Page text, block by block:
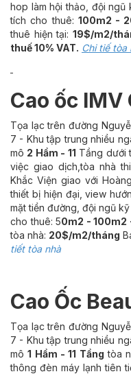
hop làm hội thảo, đội ngũ
tích cho thuê: 100m2 -
thuê hiện tại: 19$/m2/
thuế 10% VAT. Chi tiế tòa
Cao ốc IMV
Tọa lạc trên đường
7 - Khu tập trung nhiều
mô 2 Hầm - 11 Tầng dưới
việc giao dịch,tòa nhà
Khắc Viện giao với
thiết bị hiện đại, view
mặt tiền đường, đội ngũ
cho thuê: 50m2 - 100m2
tòa nhà: 20$/m2/tháng
tiết tòa nhà
Cao Ốc
Tọa lạc trên đường
7 - Khu tập trung nhiều
mô1 Hầm - 11 Tầng tòa
thông đèn máy lạnh tiên